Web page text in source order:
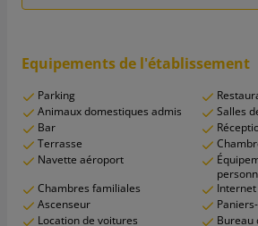
Equipements de l'établissement
Parking
Animaux domestiques admis
Salles
Bar
Terrasse
Navette aéroport
Chambres familiales
Internet
Ascenseur
Location de voitures
Bureau